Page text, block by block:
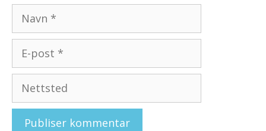
Navn
post
Nettsted